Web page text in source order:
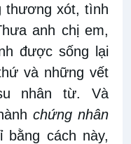
thương xót, tình
anh chị em,
được sống lại
và những vết
nhân từ. Và
chứng nhân
bằng cách này,